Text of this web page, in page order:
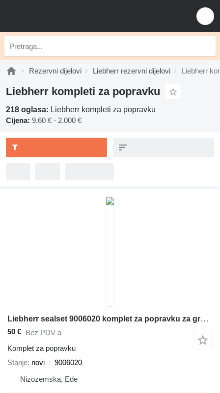
Rezervni dijelovi Liebherr rezervni dijelovi Liebherr
Liebherr kompleti za popravku
218 oglasa: Liebherr kompleti za popravku
Cijena: 9,60 € - 2.000 €
Liebherr sealset 9006020 komplet za popravku za građevinske mašine
50 € Bez PDV-a
Komplet za popravku
Stanje novi
9006020
Nizozemska, Ede